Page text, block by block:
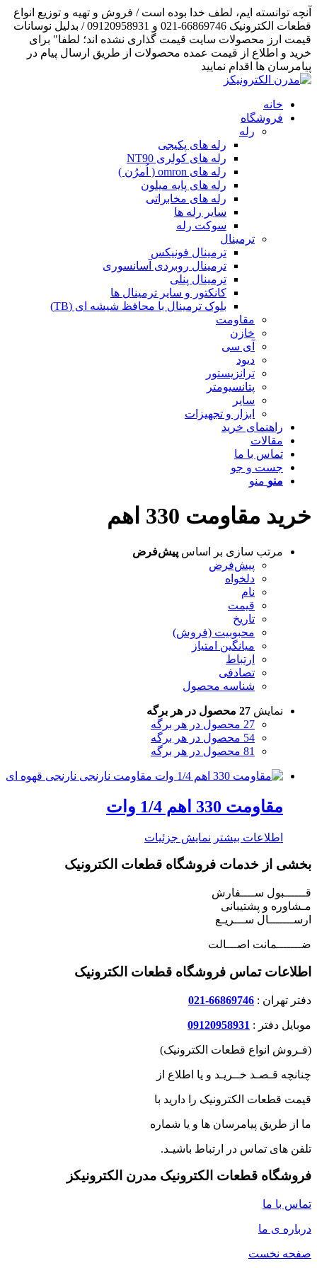
آنچه توانسته ایم، لطف خدا بوده است / فروش و تهیه و توزیع انواع
قطعات الکترونیک 66869746-021 و 09120958931 / بدلیل نوسانات
قیمت ارز محصولات سایت قیمت گذاری نشده اند؛ لطفا" برای
خرید و اطلاع از قیمت عمده محصولات از طریق ارسال پیام در
پیامرسان ها اقدام نمایید
خانه
فروشگاه
رله
رله های پکیجی
رله های کولری NT90
رله های omron ( اُمرُن )
رله های پایه میلون
رله های مخابراتی
سایر رله ها
سوکت رله
ترمینال
ترمینال فونیکس
ترمینال روبردی آسانسوری
ترمینال پنلی
کانکتور و سایر ترمینال ها
بلوک ترمینال با محافظ شیشه ای (TB)
مقاومت
خازن
آی سی
دیود
ترانزیستور
پتانسیومتر
سایر
ابزار و تجهیزات
راهنمای خرید
مقالات
تماس با ما
جست و جو
منو منو
خرید مقاومت 330 اهم
مرتب سازی بر اساس پیش‌فرض
پیش‌فرض
دلخواه
نام
قیمت
تاریخ
محبوبیت (فروش)
میانگین امتیاز
ارتباط
تصادفی
شناسه محصول
نمایش 27 محصول در هر برگه
27 محصول در هر برگه
54 محصول در هر برگه
81 محصول در هر برگه
مقاومت 330 اهم 1/4 وات
اطلاعات بیشتر نمایش جزئیات
بخشی از خدمات فروشگاه قطعات الکترونیک
قــــــبول ســــفارش
مـشاوره و پشتیبانی
ارســـــــال ســـریـع
ضـــــــمانت اصـــالت
اطلاعات تماس فروشگاه قطعات الکترونیک
دفتر تهران : 66869746-021
موبایل دفتر : 09120958931
(فـروش انواع قطعات الکترونیک)
چنانچه قـصـد خــریـد و یا اطلاع از
قیمت قطعات الکترونیک را دارید با
ما از طریق پیامرسان ها و یا شماره
تلفن های تماس در ارتباط باشیـد.
فروشگاه قطعات الکترونیک مدرن الکترونیکز
تماس با ما
درباره ی ما
صفحه نخست